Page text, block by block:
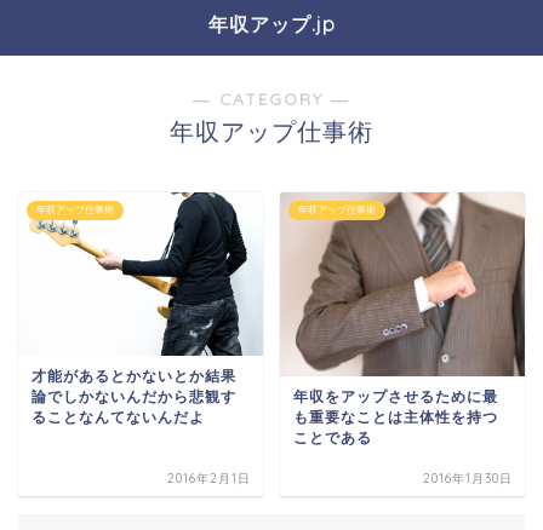
年収アップ.jp
― CATEGORY ―
年収アップ仕事術
年収アップ仕事術
才能があるとかないとか結果
論でしかないんだから悲観す
ることなんてないんだよ
2016年2月1日
年収アップ仕事術
年収をアップさせるために最
も重要なことは主体性を持つ
ことである
2016年1月30日